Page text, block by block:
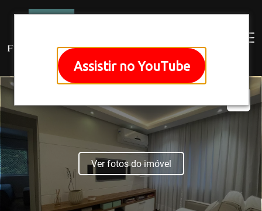
Assistir no YouTube
Ver fotos do imóvel